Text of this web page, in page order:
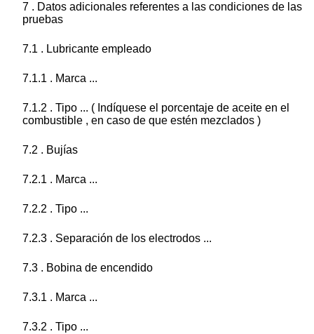
7 . Datos adicionales referentes a las condiciones de las
pruebas
7.1 . Lubricante empleado
7.1.1 . Marca ...
7.1.2 . Tipo ... ( Indíquese el porcentaje de aceite en el
combustible , en caso de que estén mezclados )
7.2 . Bujías
7.2.1 . Marca ...
7.2.2 . Tipo ...
7.2.3 . Separación de los electrodos ...
7.3 . Bobina de encendido
7.3.1 . Marca ...
7.3.2 . Tipo ...